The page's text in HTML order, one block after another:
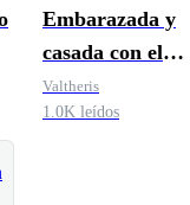
Embarazada y
casada con el
enemigo de mi ex
Valtheris
1.0K leídos